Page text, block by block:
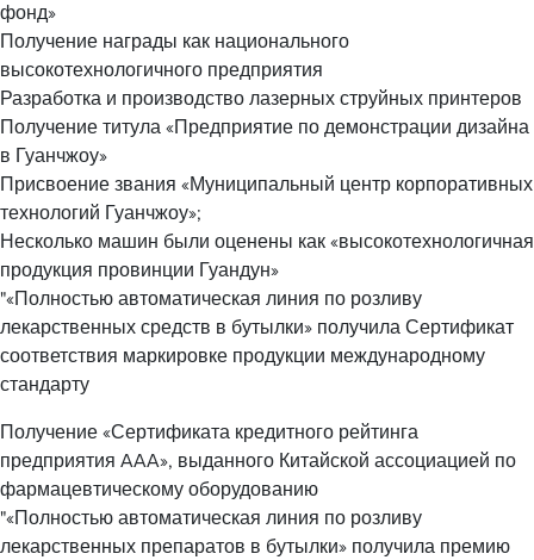
фонд»
Получение награды как национального
высокотехнологичного предприятия
Разработка и производство лазерных струйных принтеров
Получение титула «Предприятие по демонстрации дизайна
в Гуанчжоу»
Присвоение звания «Муниципальный центр корпоративных
технологий Гуанчжоу»;
Несколько машин были оценены как «высокотехнологичная
продукция провинции Гуандун»
"«Полностью автоматическая линия по розливу
лекарственных средств в бутылки» получила Сертификат
соответствия маркировке продукции международному
стандарту
Получение «Сертификата кредитного рейтинга
предприятия AAA», выданного Китайской ассоциацией по
фармацевтическому оборудованию
"«Полностью автоматическая линия по розливу
лекарственных препаратов в бутылки» получила премию